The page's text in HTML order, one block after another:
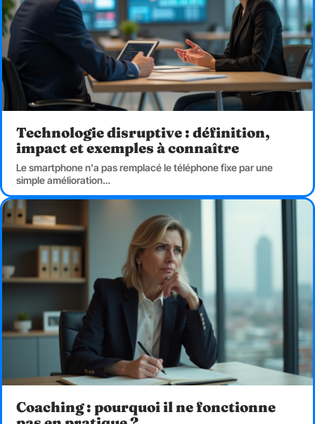
Technologie disruptive : définition,
impact et exemples à connaître
Le smartphone n'a pas remplacé le téléphone fixe par une
simple amélioration…
Coaching : pourquoi il ne fonctionne